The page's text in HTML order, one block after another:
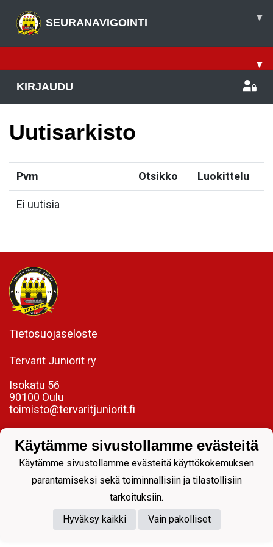
SEURANAVIGOINTI ▾
▾
KIRJAUDU
Uutisarkisto
Pvm Otsikko Luokittelu
Ei uutisia
Tietosuojaseloste
Tervarit Juniorit ry
Isokatu 56
90100 Oulu
toimisto@tervaritjuniorit.fi
Powered by
Käytämme sivustollamme evästeitä
Käytämme sivustollamme evästeitä käyttökokemuksen
parantamiseksi sekä toiminnallisiin ja tilastollisiin
tarkoituksiin.
Hyväksy kaikki
Vain pakolliset